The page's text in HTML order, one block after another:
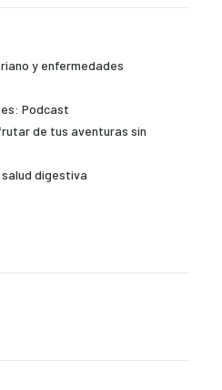
y enfermedades
Podcast
de tus aventuras sin
digestiva